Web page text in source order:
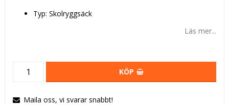
Typ: Skolryggsäck
Läs mer...
KÖP
Maila oss, vi svarar snabbt!